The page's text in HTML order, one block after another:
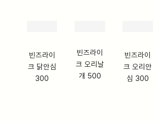
빈즈라이
크 닭안심
300
빈즈라이
크 오리날
개 500
빈즈라이
크 오리안
심 300